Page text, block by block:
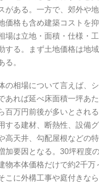
がある。一方で、郊外や
価格も含め建築コストを
場は立地・面積・仕様・
する。まず土地価格は地
る。
の相場について言えば、
あれば延べ床面積一坪あ
百万円前後が多いとされ
する建材、断熱性、設備
高天井、勾配屋根などの
加要因となる。30坪程度
物本体価格だけで約2千万
こに外構工事や庭付きなら